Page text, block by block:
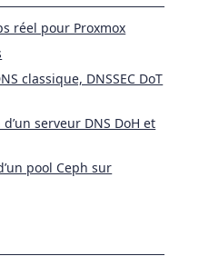
réel pour Proxmox
classique, DNSSEC DoT
serveur DNS DoH et
pool Ceph sur